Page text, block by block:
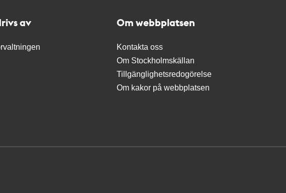
av Om webbplatsen
Kontakta oss
Om Stockholmskällan
Tillgänglighetsredogörelse
Om kakor på webbplatsen